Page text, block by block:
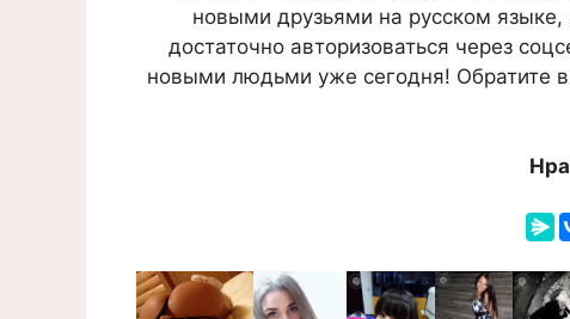
новыми друзьями на русском языке,
достаточно авторизоваться через
новыми людьми уже сегодня! Обратите